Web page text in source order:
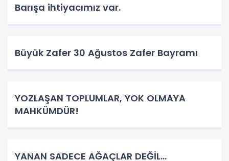
Barışa ihtiyacımız var.
Büyük Zafer 30 Ağustos Zafer Bayramı
YOZLAŞAN TOPLUMLAR, YOK OLMAYA
MAHKÜMDÜR!
YANAN SADECE AĞAÇLAR DEĞİL…